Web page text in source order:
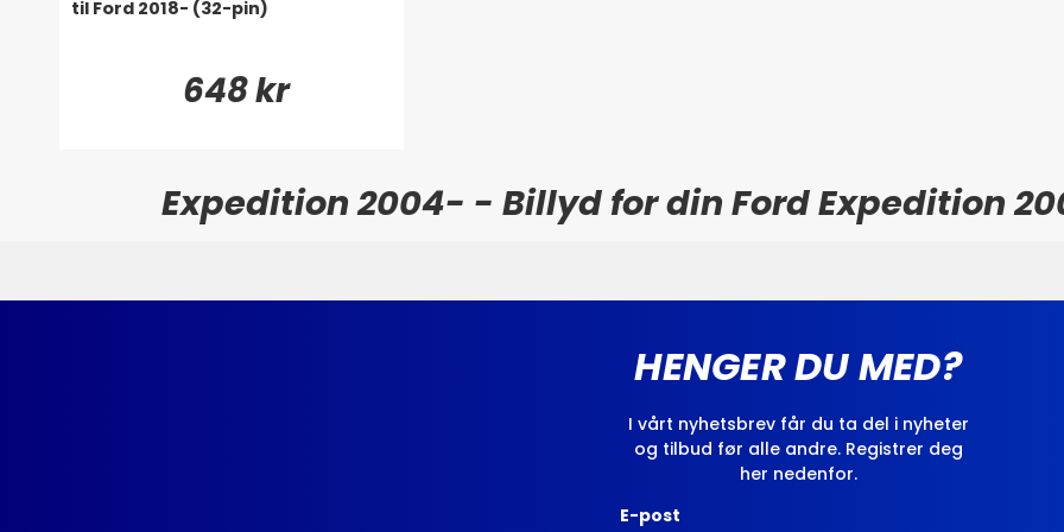
til Ford 2018- (32-pin)
648 kr
Expedition 2004- - Billyd for din Ford Expedition
HENGER DU MED?
I vårt nyhetsbrev får du ta del i nyheter
og tilbud før alle andre. Registrer deg
her nedenfor.
E-post